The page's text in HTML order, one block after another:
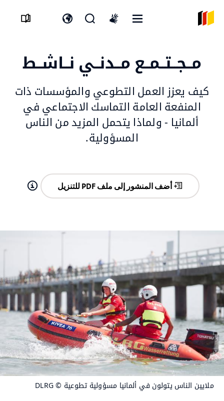
مــجــتــمــع مــدنــي نــاشــط
كيف يعزز العمل التطوعي والمؤسسات ذات
المنفعة العامة التماسك الاجتماعي في
ألمانيا - ولماذا يتحمل المزيد من الناس
المسؤولية.
أضف المنشور إلى ملف PDF للتنزيل
ملايين الناس يتولون في ألمانيا مسؤولية تطوعية © DLRG